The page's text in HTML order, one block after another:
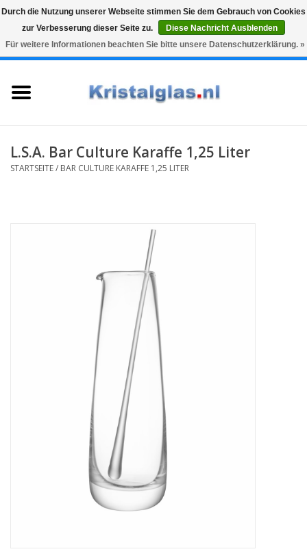
Snelle levering
Graveren
0 Artikel - €0,00
Karaffen
L.S.A. Bar Culture Karaffe 1,25 Liter
STARTSEITE/ BAR CULTURE KARAFFE 1,25 LITER
Durch die Nutzung unserer Webseite stimmen Sie dem Gebrauch von Cookies
zur Verbesserung dieser Seite zu.
Diese Nachricht Ausblenden
Für weitere Informationen beachten Sie bitte unsere Datenschutzerklärung. »